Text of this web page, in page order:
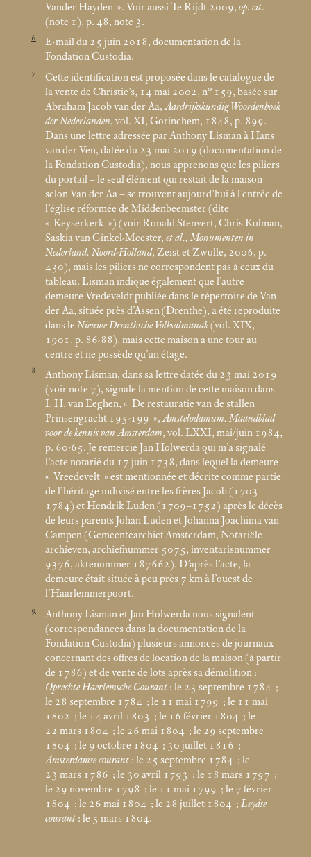
Vander Hayden ». Voir aussi Te Rijdt 2009, op. cit.
(note 1), p. 48, note 3.
6
E-mail du 25 juin 2018, documentation de la
Fondation Custodia.
7
Cette identification est proposée dans le catalogue de
la vente de Christie’s, 14 mai 2002, n° 159, basée sur
Abraham Jacob van der Aa,Aardrijkskundig Woordenboek
der Nederlanden, vol. XI, Gorinchem, 1848, p. 899.
Dans une lettre adressée par Anthony Lisman à Hans
van der Ven, datée du 23 mai 2019 (documentation de
la Fondation Custodia), nous apprenons que les piliers
du portail – le seul élément qui restait de la maison
selon Van der Aa – se trouvent aujourd’hui à l’entrée de
l’église réformée de Middenbeemster (dite
« Keyserkerk ») (voir Ronald Stenvert, Chris Kolman,
Saskia van Ginkel-Meester, et al., Monumenten in
Nederland. Noord-Holland, Zeist et Zwolle, 2006, p.
430), mais les piliers ne correspondent pas à ceux du
tableau. Lisman indique également que l’autre
demeure Vredeveldt publiée dans le répertoire de Van
der Aa, située près d’Assen (Drenthe), a été reproduite
dans le Nieuwe Drenthsche Volksalmanak(vol. XIX,
1901, p. 86-88), mais cette maison a une tour au
centre et ne possède qu’un étage.
8 Anthony Lisman, dans sa lettre datée du 23 mai 2019
(voir note 7), signale la mention de cette maison dans
I. H. van Eeghen, « De restauratie van de stallen
Prinsengracht 195-199 »,Amstelodamum. Maandblad
voor de kennis van Amsterdam, vol. LXXI, mai/juin 1984,
p. 60-65. Je remercie Jan Holwerda qui m’a signalé
l’acte notarié du 17 juin 1738, dans lequel la demeure
« Vreedevelt » est mentionnée et décrite comme partie
de l’héritage indivisé entre les frères Jacob (1703–
1784) et Hendrik Luden (1709–1752) après le décès
de leurs parents Johan Luden et Johanna Joachima van
Campen (Gemeentearchief Amsterdam, Notariële
archieven, archiefnummer 5075, inventarisnummer
9376, aktenummer 187662). D’après l’acte, la
demeure était située à peu près 7 km à l’ouest de
l’Haarlemmerpoort.
9
Anthony Lisman et Jan Holwerda nous signalent
(correspondances dans la documentation de la
Fondation Custodia) plusieurs annonces de journaux
concernant des offres de location de la maison (à partir
de 1786) et de vente de lots après sa démolition :
Oprechte Haerlemsche Courant : le 23 septembre 1784 ;
le 28 septembre 1784 ; le 11 mai 1799 ; le 11 mai
1802 ; le 14 avril 1803 ; le 16 février 1804 ; le
22 mars 1804 ; le 26 mai 1804 ; le 29 septembre
1804 ; le 9 octobre 1804 ; 30 juillet 1816 ;
Amsterdamse courant : le 25 septembre 1784 ; le
23 mars 1786 ; le 30 avril 1793 ; le 18 mars 1797 ;
le 29 novembre 1798 ; le 11 mai 1799 ; le 7 février
1804 ; le 26 mai 1804 ; le 28 juillet 1804 ; Leydse
courant : le 5 mars 1804.